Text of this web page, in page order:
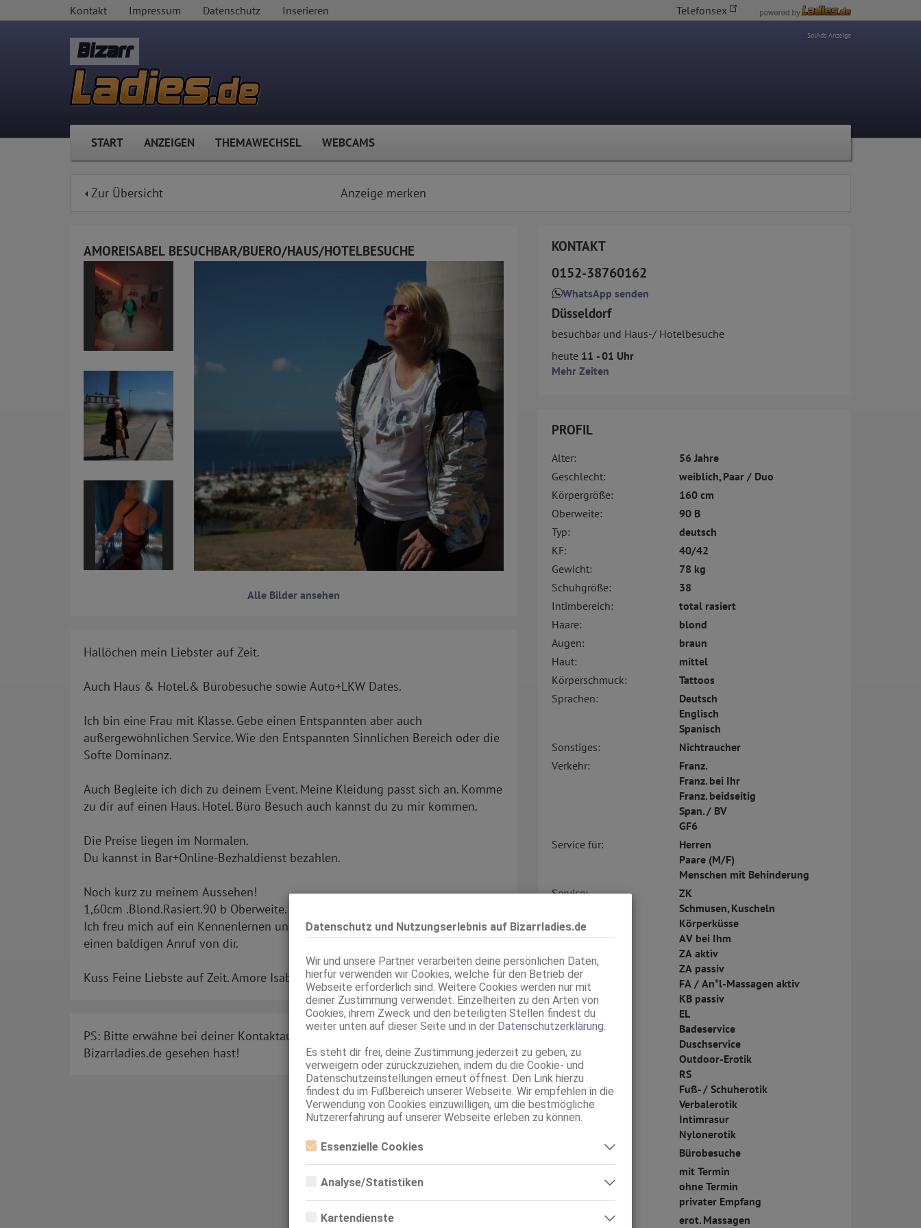
Datenschutz und Nutzungserlebnis auf Bizarrladies.de
Wir und unsere Partner verarbeiten deine persönlichen Daten,
hierfür verwenden wir Cookies, welche für den Betrieb der
Webseite erforderlich sind. Weitere Cookies werden nur mit
deiner Zustimmung verwendet. Einzelheiten zu den Arten von
Cookies, ihrem Zweck und den beteiligten Stellen findest du
weiter unten auf dieser Seite und in der Datenschutzerklärung.
Es steht dir frei, deine Zustimmung jederzeit zu geben, zu
verweigern oder zurückzuziehen, indem du die Cookie- und
Datenschutzeinstellungen erneut öffnest. Den Link hierzu
findest du im Fußbereich unserer Webseite. Wir empfehlen in die
Verwendung von Cookies einzuwilligen, um die bestmögliche
Nutzererfahrung auf unserer Webseite erleben zu können.
Essenzielle Cookies
Essenzielle Cookies sind alle notwendigen Cookies, die für den Betrieb
werden. Die Webseite kann ohne diese Cookies nicht richtig
Analyse/Statistiken
Analyse- bzw. Statistikcookies sind Cookies, die der Analyse der
Zugriffsstatistiken dienen. Sie helfen den Webseiten-Besitzern zu
Kartendienste
Kontakt Impressum Datenschutz Inserieren Telefonsex
Bizarr
SolAds Anzeige
START ANZEIGEN THEMAWECHSEL WEBCAMS
Zur Übersicht Anzeige merken
AMOREISABEL BESUCHBAR/BUERO/HAUS/HOTELBESUCHE
Alle Bilder ansehen
Hallöchen mein Liebster auf Zeit.
Auch Haus & Hotel.& Bürobesuche sowie Auto+LKW Dates.
Ich bin eine Frau mit Klasse. Gebe einen Entspannten aber auch
außergewöhnlichen Service. Wie den Entspannten Sinnlichen Bereich oder die
Softe Dominanz.
Auch Begleite ich dich zu deinem Event. Meine Kleidung passt sich an. Komme
zu dir auf einen Haus. Hotel. Büro Besuch auch kannst du zu mir kommen.
Die Preise liegen im Normalen.
Du kannst in Bar+Online-Bezhaldienst bezahlen.
Noch kurz zu meinem Aussehen!
1,60cm .Blond.Rasiert.90 b Oberweite. Tattoo am Po.
Ich freu mich auf ein Kennenlernen und hoffe auf
einen baldigen Anruf von dir.
Kuss Feine Liebste auf Zeit. Amore Isabel.
PS: Bitte erwähne bei deiner Kontaktaufnahme, dass du die Anzeige auf
Bizarrladies.de gesehen hast!
KONTAKT
0152-38760162
WhatsApp senden
Düsseldorf
besuchbar und Haus-/ Hotelbesuche
heute 11 - 01 Uhr
Mehr Zeiten
PROFIL
Alter:
56 Jahre
Geschlecht:
weiblich, Paar / Duo
Körpergröße:
160 cm
Oberweite:
90 B
Typ:
deutsch
KF:
40/42
Gewicht:
78 kg
Schuhgröße:
38
Intimbereich:
total rasiert
Haare:
blond
Augen:
braun
Haut:
mittel
Körperschmuck:
Tattoos
Sprachen:
Deutsch
Englisch
Spanisch
Sonstiges:
Nichtraucher
Verkehr:
Franz.
Franz. bei Ihr
Franz. beidseitig
Span. / BV
GF6
Service für:
Herren
Paare (M/F)
Menschen mit Behinderung
Service:
ZK
Schmusen, Kuscheln
Körperküsse
AV bei Ihm
ZA aktiv
ZA passiv
FA / An*l-Massagen aktiv
KB passiv
EL
Badeservice
Duschservice
Outdoor-Erotik
RS
Fuß- / Schuherotik
Verbalerotik
Intimrasur
Nylonerotik
Bürobesuche
mit Termin
ohne Termin
privater Empfang
erot. Massagen